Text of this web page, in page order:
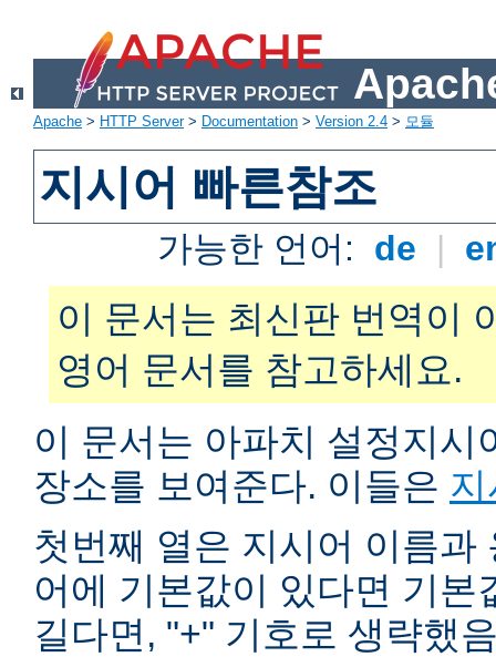
Apache > HTTP Server> Documentation > Version 2.4 > 모듈
지시어 빠른참조
가능한 언어: de |
이 문서는 최신판 번역이
영어 문서를 참고하세요.
이 문서는 아파치 설정지
장소를 보여준다. 이들은
첫번째 열은 지시어 이름
어에 기본값이 있다면 기
길다면, "+" 기호로 생략했